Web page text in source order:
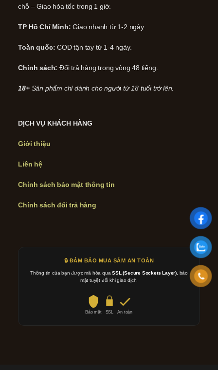
chỗ – Giao hỏa tốc trong 1 giờ.
TP Hồ Chí Minh: Giao nhanh từ 1-2 ngày.
Toàn quốc: COD tận tay từ 1-4 ngày.
Chính sách: Đổi trả hàng trong vòng 48 tiếng.
18+ Sản phẩm chỉ dành cho người từ 18 tuổi trở lên.
DỊCH VỤ KHÁCH HÀNG
Giới thiệu
Liên hệ
Chính sách bảo mật thông tin
Chính sách đổi trả hàng
🔒 ĐẢM BẢO MUA SẮM AN TOÀN
Thông tin của bạn được mã hóa quaSSL (Secure Sockets Layer) , bảo
mật tuyệt đối khi giao dịch.
Bảo mật SSL An toàn